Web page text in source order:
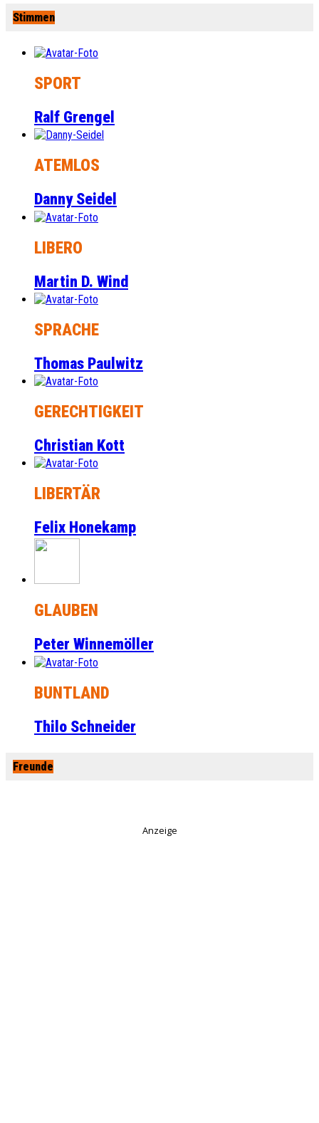
Stimmen
SPORT
Ralf Grengel
ATEMLOS
Danny Seidel
LIBERO
Martin D. Wind
SPRACHE
Thomas Paulwitz
GERECHTIGKEIT
Christian Kott
LIBERTÄR
Felix Honekamp
GLAUBEN
Peter Winnemöller
BUNTLAND
Thilo Schneider
Freunde
Anzeige